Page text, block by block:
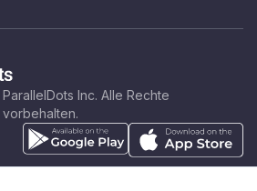
ParallelDots Inc. Alle Rechte
vorbehalten.